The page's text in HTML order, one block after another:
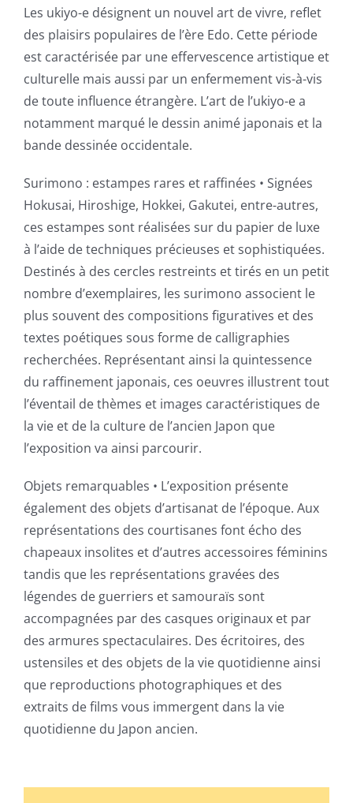
Les ukiyo-e désignent un nouvel art de vivre, reflet
des plaisirs populaires de l’ère Edo. Cette période
est caractérisée par une effervescence artistique et
culturelle mais aussi par un enfermement vis-à-vis
de toute influence étrangère. L’art de l’ukiyo-e a
notamment marqué le dessin animé japonais et la
bande dessinée occidentale.
Surimono : estampes rares et raffinées • Signées
Hokusai, Hiroshige, Hokkei, Gakutei, entre-autres,
ces estampes sont réalisées sur du papier de luxe
à l’aide de techniques précieuses et sophistiquées.
Destinés à des cercles restreints et tirés en un petit
nombre d’exemplaires, les surimono associent le
plus souvent des compositions figuratives et des
textes poétiques sous forme de calligraphies
recherchées. Représentant ainsi la quintessence
du raffinement japonais, ces oeuvres illustrent tout
l’éventail de thèmes et images caractéristiques de
la vie et de la culture de l’ancien Japon que
l’exposition va ainsi parcourir.
Objets remarquables • L’exposition présente
également des objets d’artisanat de l’époque. Aux
représentations des courtisanes font écho des
chapeaux insolites et d’autres accessoires féminins
tandis que les représentations gravées des
légendes de guerriers et samouraïs sont
accompagnées par des casques originaux et par
des armures spectaculaires. Des écritoires, des
ustensiles et des objets de la vie quotidienne ainsi
que reproductions photographiques et des
extraits de films vous immergent dans la vie
quotidienne du Japon ancien.